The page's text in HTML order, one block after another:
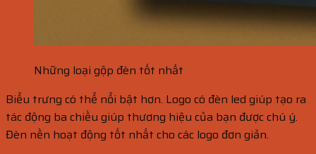
Những loại gộp đèn tốt nhất
Biểu trưng có thể nổi bật hơn. Logo có đèn led giúp tạo ra
tác động ba chiều giúp thương hiệu của bạn được chú ý.
Đèn nền hoạt động tốt nhất cho các logo đơn giản.